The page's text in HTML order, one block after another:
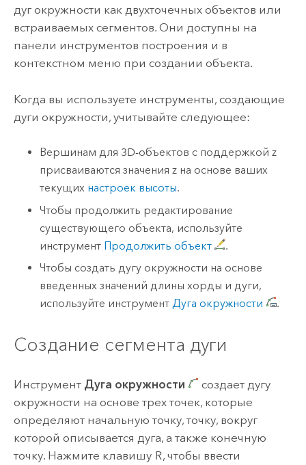
дуг окружности как двухточечных объектов или
встраиваемых сегментов. Они доступны на
панели инструментов построения и в
контекстном меню при создании объекта.
Когда вы используете инструменты, создающие
дуги окружности, учитывайте следующее:
Вершинам для 3D-объектов с поддержкой z
присваиваются значения z на основе ваших
текущих настроек высоты.
Чтобы продолжить редактирование
существующего объекта, используйте
инструмент Продолжить объект
.
Чтобы создать дугу окружности на основе
введенных значений длины хорды и дуги,
используйте инструментДуга окружности .
Создание сегмента дуги
Инструмент Дуга окружности
создает дугу
окружности на основе трех точек, которые
определяют начальную точку, точку, вокруг
которой описывается дуга, а также конечную
точку. Нажмите клавишу R, чтобы ввести